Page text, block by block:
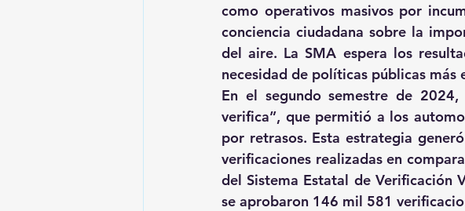
como operativos masivos por
conciencia ciudadana sobre la
del aire. La SMA espera los
necesidad de políticas públicas
En el segundo semestre de
verifica”, que permitió a los
por retrasos. Esta estrategia
verificaciones realizadas en
del Sistema Estatal de Verificación
se aprobaron 146 mil 581